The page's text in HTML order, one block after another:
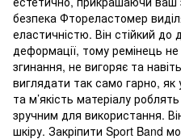
безпека Фтореластомер
еластичністю. Він стійкий до
деформації, тому ремінець
згинання, не вигоряє та
виглядати так само гарно, як
та м’якість матеріалу
зручним для використання.
шкіру. Закріпити Sport Band